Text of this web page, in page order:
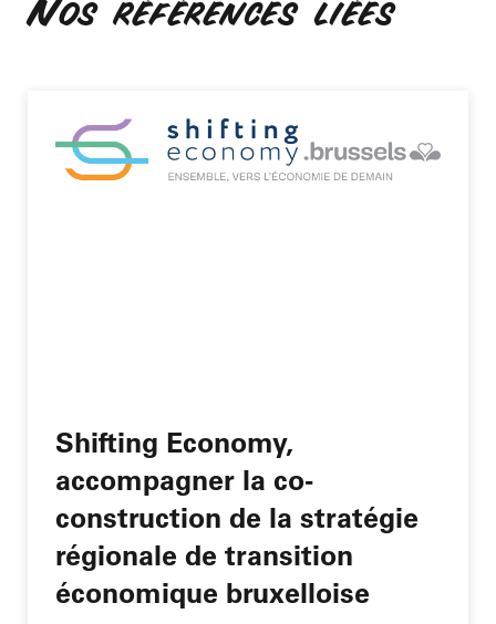
Nos références liées
Shifting Economy,
accompagner la co-
construction de la stratégie
régionale de transition
économique bruxelloise